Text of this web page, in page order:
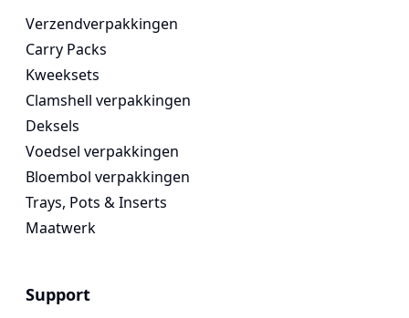
Verzendverpakkingen
Carry Packs
Kweeksets
Clamshell verpakkingen
Deksels
Voedsel verpakkingen
Bloembol verpakkingen
Trays, Pots & Inserts
Maatwerk
Support